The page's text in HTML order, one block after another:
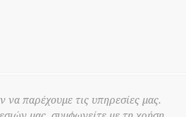
να παρέχουμε τις υπηρεσίες μας.